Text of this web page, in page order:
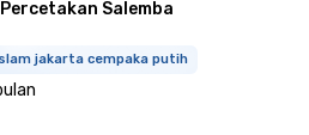
Salemba
jakarta cempaka putih